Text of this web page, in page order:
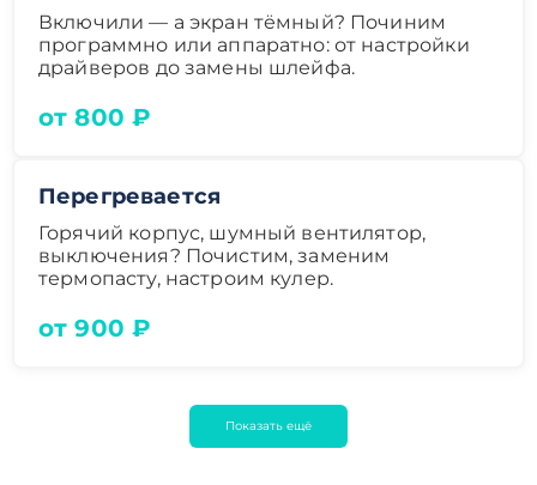
Включили — а экран тёмный? Починим
программно или аппаратно: от настройки
драйверов до замены шлейфа.
от 800 ₽
Перегревается
Горячий корпус, шумный вентилятор,
выключения? Почистим, заменим
термопасту, настроим кулер.
от 900 ₽
Показать ещё